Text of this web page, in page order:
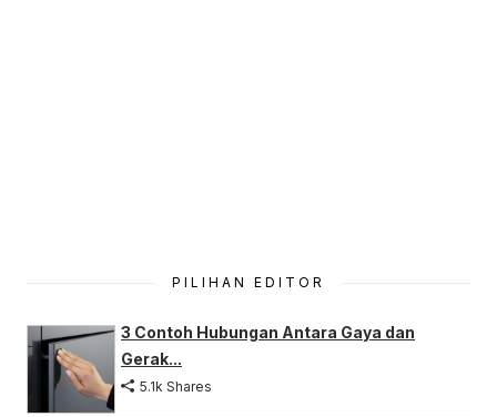
PILIHAN EDITOR
3 Contoh Hubungan Antara Gaya dan
Gerak...
5.1k Shares